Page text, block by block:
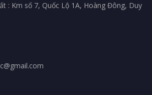
: Km số 7, Quốc Lộ 1A, Hoàng Đông, Duy